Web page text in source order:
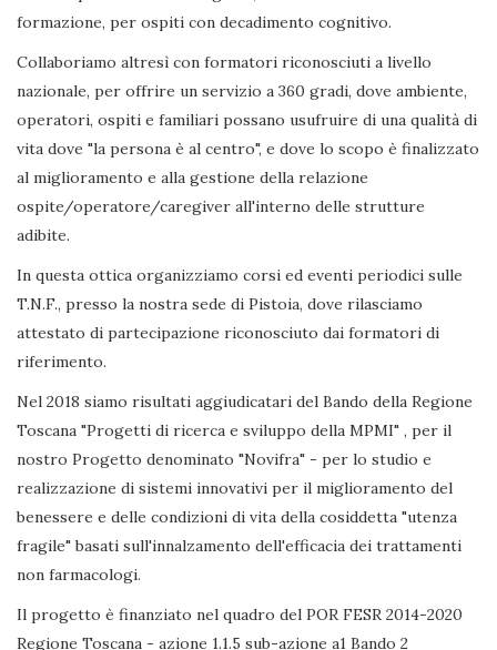
formazione, per ospiti con decadimento cognitivo.
Collaboriamo altresì con formatori riconosciuti a livello
nazionale, per offrire un servizio a 360 gradi, dove ambiente,
operatori, ospiti e familiari possano usufruire di una qualità di
vita dove "la persona è al centro", e dove lo scopo è finalizzato
al miglioramento e alla gestione della relazione
ospite/operatore/caregiver all'interno delle strutture
adibite.
In questa ottica organizziamo corsi ed eventi periodici sulle
T.N.F., presso la nostra sede di Pistoia, dove rilasciamo
attestato di partecipazione riconosciuto dai formatori di
riferimento.
Nel 2018 siamo risultati aggiudicatari del Bando della Regione
Toscana "Progetti di ricerca e sviluppo della MPMI" , per il
nostro Progetto denominato "Novifra" - per lo studio e
realizzazione di sistemi innovativi per il miglioramento del
benessere e delle condizioni di vita della cosiddetta "utenza
fragile" basati sull'innalzamento dell'efficacia dei trattamenti
non farmacologi.
Il progetto è finanziato nel quadro del POR FESR 2014-2020
Regione Toscana - azione 1.1.5 sub-azione a1 Bando 2